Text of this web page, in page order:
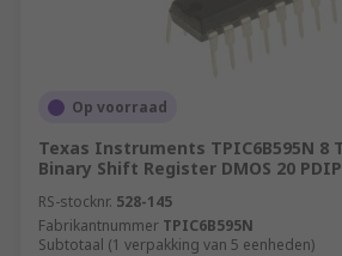
Op voorraad
Texas Instruments TPIC6B595N 8
Binary Shift Register DMOS 20 PDIP
RS-stocknr. 528-145
Fabrikantnummer TPIC6B595N
Subtotaal (1 verpakking van 5 eenheden)